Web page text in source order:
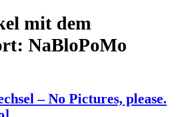
mit dem
NaBloPoMo
– No Pictures, please.